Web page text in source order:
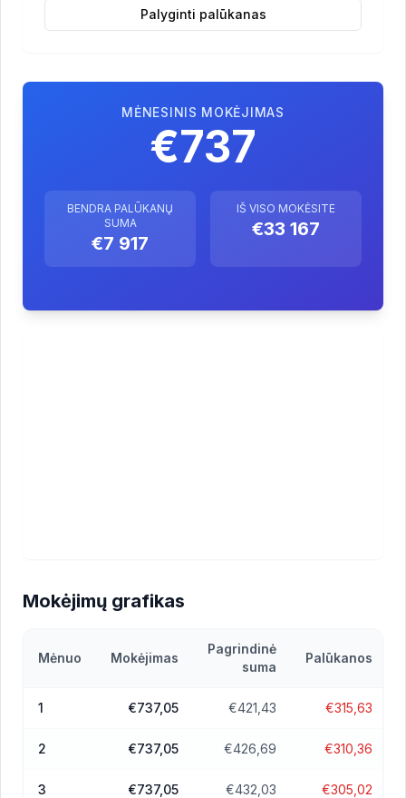
Palyginti palūkanas
MĖNESINIS MOKĖJIMAS
€737
BENDRA PALŪKANŲ
SUMA
€7 917
IŠ VISO MOKĖSITE
€33 167
Mokėjimų grafikas
Mėnuo Mokėjimas
Pagrindinė
suma
Palūkanos
1 €737,05 €421,43 €315,63
2 €737,05 €426,69 €310,36
3 €737,05 €432,03 €305,02